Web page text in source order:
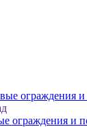
ограждения
ограждения и